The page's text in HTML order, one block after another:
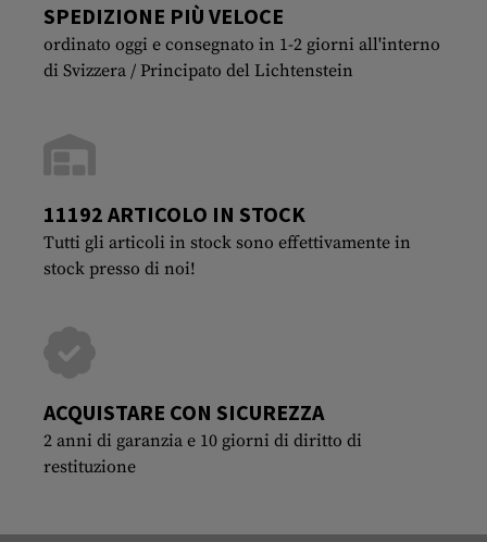
SPEDIZIONE PIÙ VELOCE
ordinato oggi e consegnato in 1-2 giorni all'interno
di Svizzera / Principato del Lichtenstein
11192 ARTICOLO IN STOCK
Tutti gli articoli in stock sono effettivamente in
stock presso di noi!
ACQUISTARE CON SICUREZZA
2 anni di garanzia e 10 giorni di diritto di
restituzione